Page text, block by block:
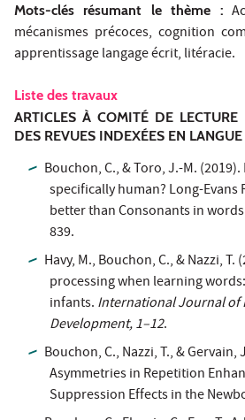
Mots-clés résumant le thème :
mécanismes précoces, cognition
apprentissage langage écrit, litéracie.
Liste des travaux
ARTICLES À COMITÉ DE
DES REVUES INDEXÉES EN
Bouchon, C., & Toro, J.-M.
specifically human? Long-Evans
better than Consonants in
839.
Havy, M., Bouchon, C., & Nazzi, T.
processing when learning
infants. International Journal of
Development, 1–12.
Bouchon, C., Nazzi, T., &
Asymmetries in Repetition
Suppression Effects in the